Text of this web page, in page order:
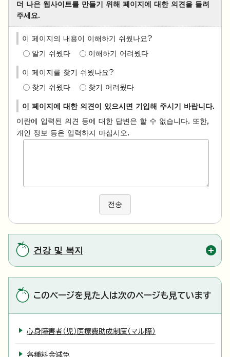
더 나은 웹사이트를 만들기 위해 페이지에 대한 의견을 들려
주세요.
이 페이지의 내용이 이해하기 쉬웠나요?
알기 쉬웠다 이해하기 어려웠다
이 페이지를 찾기 쉬웠나요?
찾기 쉬웠다 찾기 어려웠다
이 페이지에 대한 의견이 있으시면 기입해 주시기 바랍니다.
이란에 입력된 의견 등에 대한 답변은 할 수 없습니다. 또한,
개인 정보 등은 입력하지 마십시오.
전송
건강 및 복지
このページを見た人は次のページも見ています
心身障害者（児）医療費助成制度（マル障）
各種料金減免